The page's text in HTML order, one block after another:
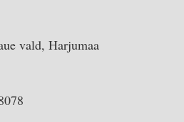
vald, Harjumaa